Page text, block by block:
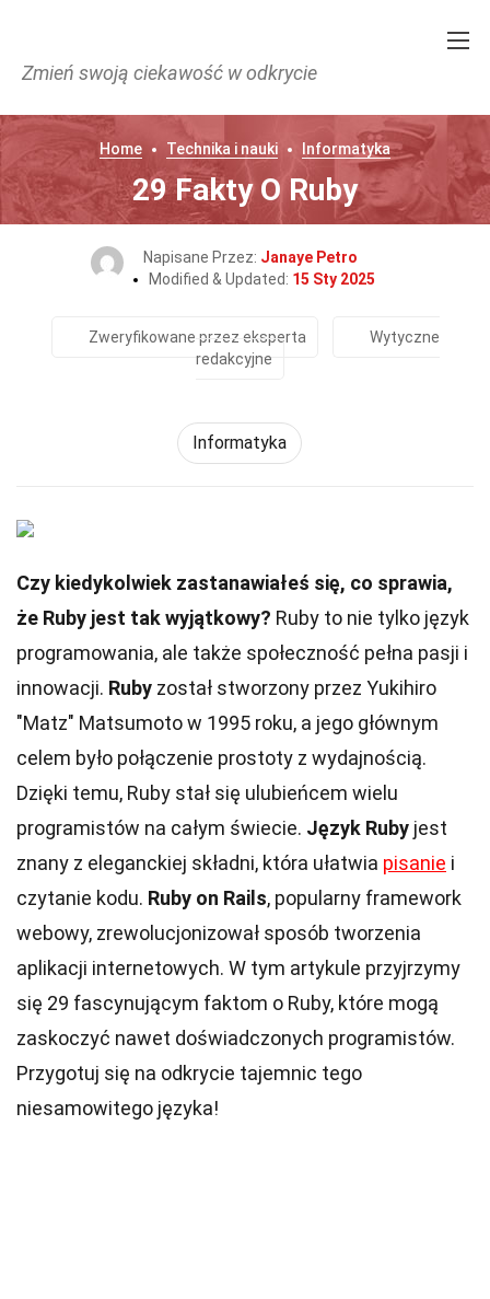
Zmień swoją ciekawość w odkrycie
Home Technika i nauki Informatyka
29 Fakty O Ruby
Napisane Przez: Janaye Petro
Modified & Updated: 15 Sty 2025
Zweryfikowane przez eksperta
Wytyczne
redakcyjne
Informatyka
Czy kiedykolwiek zastanawiałeś się, co sprawia,
że Ruby jest tak wyjątkowy? Ruby to nie tylko język
programowania, ale także społeczność pełna pasji i
innowacji. Ruby został stworzony przez Yukihiro
"Matz" Matsumoto w 1995 roku, a jego głównym
celem było połączenie prostoty z wydajnością.
Dzięki temu, Ruby stał się ulubieńcem wielu
programistów na całym świecie. Język Ruby jest
znany z eleganckiej składni, która ułatwia pisanie i
czytanie kodu. Ruby on Rails, popularny framework
webowy, zrewolucjonizował sposób tworzenia
aplikacji internetowych. W tym artykule przyjrzymy
się 29 fascynującym faktom o Ruby, które mogą
zaskoczyć nawet doświadczonych programistów.
Przygotuj się na odkrycie tajemnic tego
niesamowitego języka!